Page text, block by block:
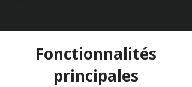
Fonctionnalités
principales